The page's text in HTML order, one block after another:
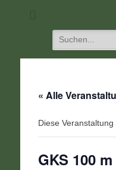
Suchen
nach:
« Alle
Diese
GKS 100 m